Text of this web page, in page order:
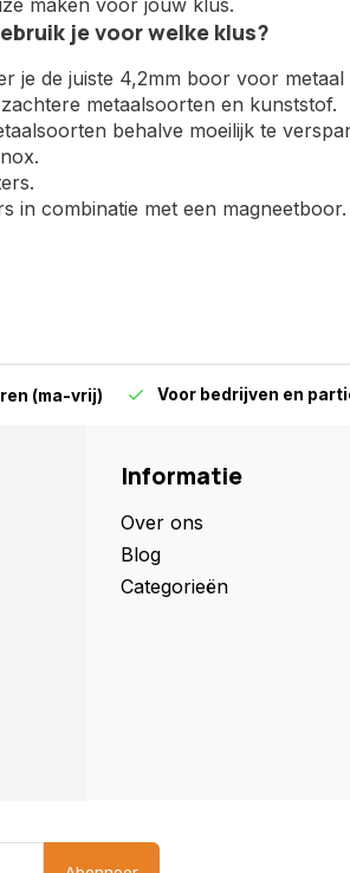
maken voor jouw klus.
je voor welke klus?
je de juiste 4,2mm boor voor
metaalsoorten en kunststof.
behalve moeilijk te
in combinatie met een magneetboor.
(ma-vrij) Voor bedrijven en
Informatie
Over ons
Blog
Categorieën